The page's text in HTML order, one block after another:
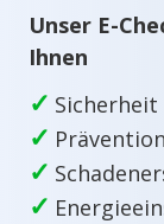
Unser E-
Ihnen
✓ Sicherheit
✓ Prävention
✓
✓